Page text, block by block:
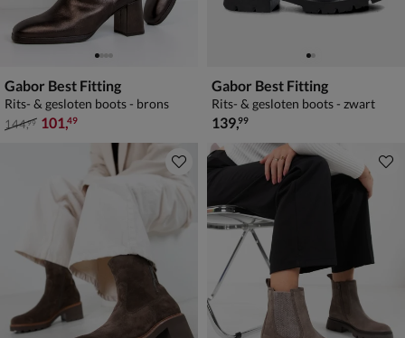
Gabor Best Fitting
Rits- & gesloten boots - brons
van € 144,99 voor € 101,49
144,99 101,49
Gabor Best Fitting
Rits- & gesloten boots - zwart
€ 139,99
139,99